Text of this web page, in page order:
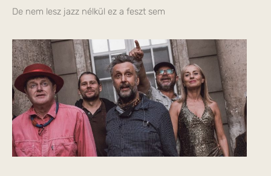
De nem lesz jazz nélkül ez a feszt sem